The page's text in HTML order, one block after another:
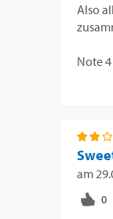
Also
Note 4
am